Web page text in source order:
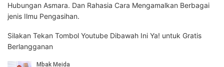
Hubungan Asmara. Dan Rahasia Cara Mengamalkan Berbagai
jenis Ilmu Pengasihan.
Silakan Tekan Tombol Youtube Dibawah Ini Ya! untuk Gratis
Berlangganan